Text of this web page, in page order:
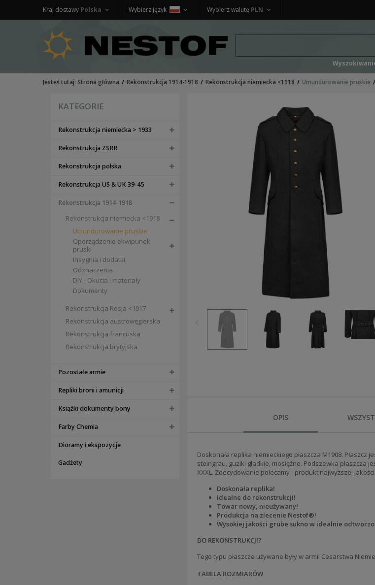
Wybierz walutę PLN
Wybierz język
Kraj dostawy Polska
Jesteś tutaj: Strona główna Rekonstrukcja 1914-1918 Rekonstrukcja niemiecka <1918 Umundurowanie pruskie
KATEGORIE
Rekonstrukcja niemiecka > 1933
Rekonstrukcja ZSRR
Rekonstrukcja polska
Rekonstrukcja US & UK 39-45
Rekonstrukcja 1914-1918
Rekonstrukcja niemiecka <1918
Umundurowanie pruskie
Oporządzenie ekwipunek
pruski
Insygnia i dodatki
Odznaczenia
DIY - Okucia i materiały
Dokumenty
Rekonstrukcja Rosja <1917
Rekonstrukcja austrowęgierska
Rekonstrukcja francuska
Rekonstrukcja brytyjska
Pozostałe armie
Repliki broni i amunicji
Książki dokumenty bony
Farby Chemia
Dioramy i ekspozycje
Gadżety
OPIS
Doskonała replika niemieckiego płaszcza M1908.
steingrau, guziki gładkie, mosiężne. Podszewka płaszcza
XXXL. Zdecydowanie polecamy - produkt najwyższej
Doskonała replika!
Idealne do rekonstrukcji!
Towar nowy, nieużywany!
Produkcja na zlecenie Nestof®!
Wysokiej jakości grube sukno w idealnie
DO REKONSTRUKCJI?
Tego typu płaszcze używane były w armii Cesarstwa
TABELA ROZMIARÓW